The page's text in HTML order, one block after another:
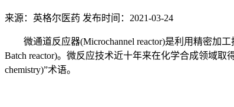
来源：英格尔医药 发布时间：2021-03-24
微通道反应器(Microchannel reactor)是利用精密加工
Batch reactor)。微反应技术近十年来在化学合成领域
chemistry)”术语。